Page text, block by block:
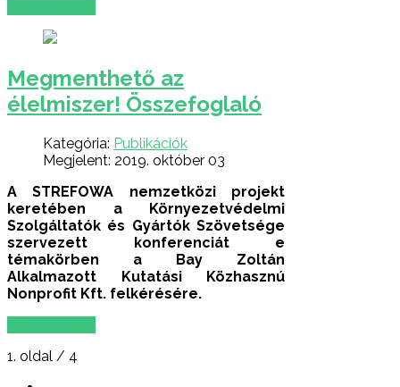
Megmenthető az
élelmiszer! Összefoglaló
Kategória: Publikációk
Megjelent: 2019. október 03
A STREFOWA nemzetközi projekt
keretében a Környezetvédelmi
Szolgáltatók és Gyártók Szövetsége
szervezett konferenciát e
témakörben a Bay Zoltán
Alkalmazott Kutatási Közhasznú
Nonprofit Kft. felkérésére.
1. oldal / 4